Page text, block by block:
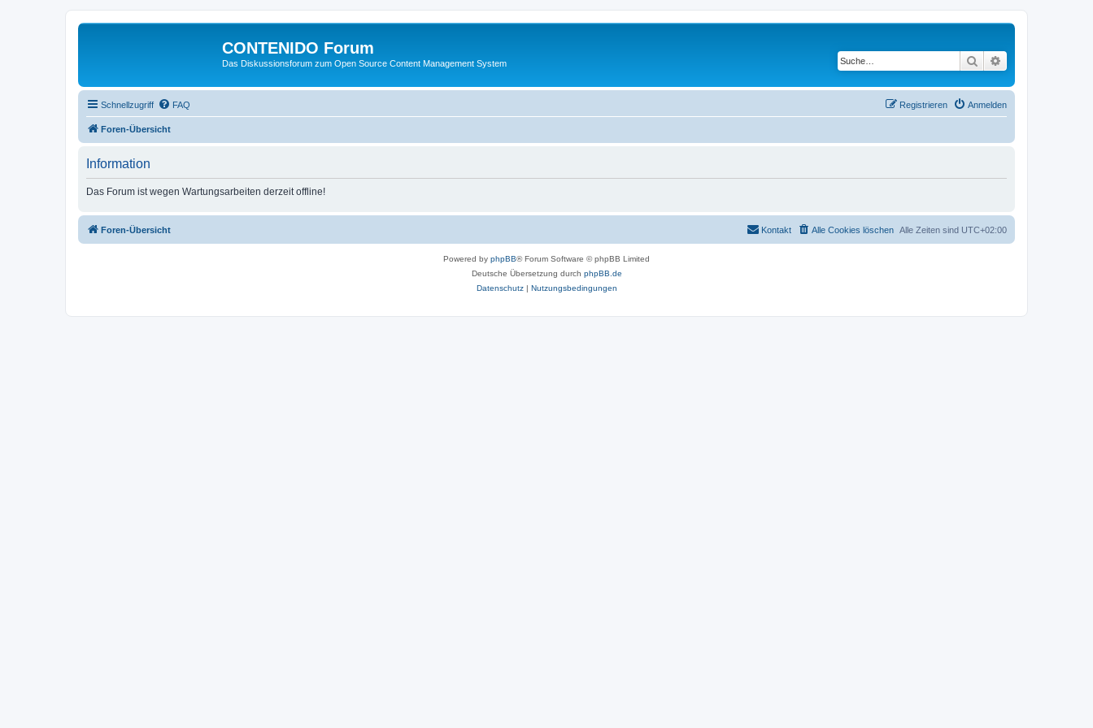
CONTENIDO Forum
Das Diskussionsforum zum Open Source Content Management System Suche
Schnellzugriff FAQ Anmelden
Registrieren
Foren-Übersicht
Information
Das Forum ist wegen Wartungsarbeiten derzeit offline!
Foren-Übersicht Alle Zeiten sind UTC+02:00
Alle Cookies löschen
Kontakt
Powered by phpBB® Forum Software © phpBB Limited
Deutsche Übersetzung durch phpBB.de
Datenschutz| Nutzungsbedingungen